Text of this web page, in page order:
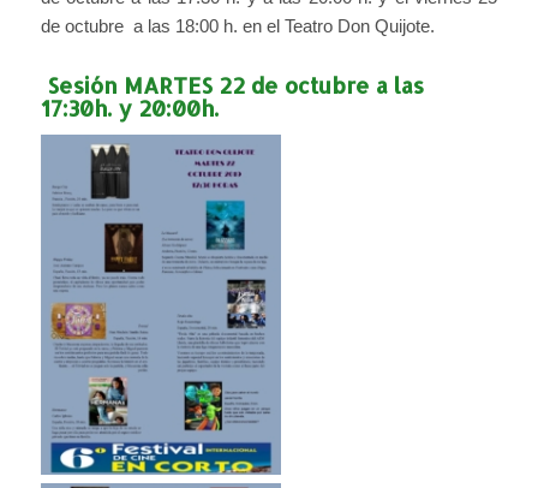
de octubre a las 18:00 h. en el Teatro Don Quijote.
Sesión MARTES 22 de octubre a las
17:30h. y 20:00h.